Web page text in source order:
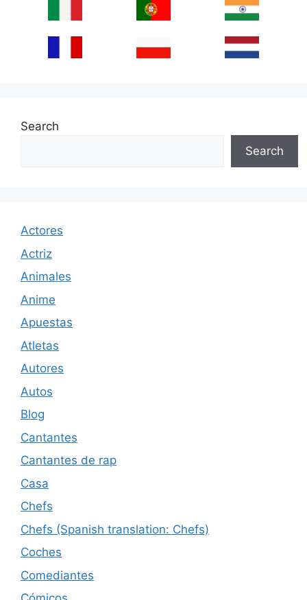
Search
Search
Actores
Actriz
Animales
Anime
Apuestas
Atletas
Autores
Autos
Blog
Cantantes
Cantantes de rap
Casa
Chefs
Chefs (Spanish translation: Chefs)
Coches
Comediantes